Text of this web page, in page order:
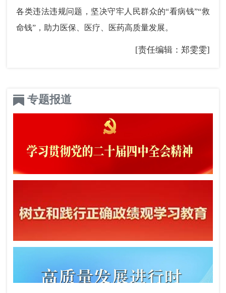
各类违法违规问题，坚决守牢人民群众的“看病钱”“救
命钱”，助力医保、医疗、医药高质量发展。
[责任编辑：郑雯雯]
专题报道